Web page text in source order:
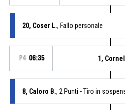
20, Coser L., Fallo personale
P4 06:35 1,
8, Caloro B., 2 Punti - Tiro in